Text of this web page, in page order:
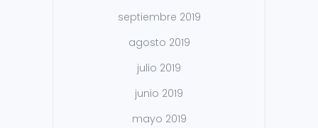
septiembre 2019
agosto 2019
julio 2019
junio 2019
mayo 2019